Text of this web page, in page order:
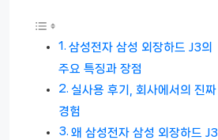
삼성전자 삼성 외장하드 J3의
주요 특징과 장점
실사용 후기, 회사에서의 진짜
경험
왜 삼성전자 삼성 외장하드 J3